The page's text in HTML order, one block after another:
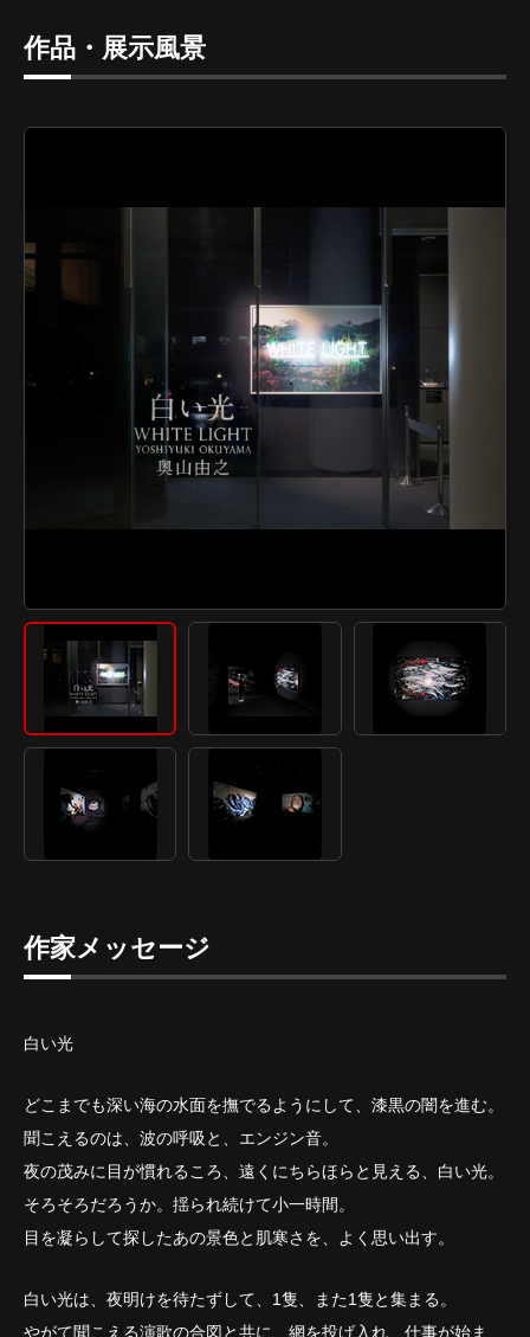
作品・展示風景
作家メッセージ
白い光
どこまでも深い海の水面を撫でるようにして、漆黒の闇を進む。
聞こえるのは、波の呼吸と、エンジン音。
夜の茂みに目が慣れるころ、遠くにちらほらと見える、白い光。
そろそろだろうか。揺られ続けて小一時間。
目を凝らして探したあの景色と肌寒さを、よく思い出す。
白い光は、夜明けを待たずして、1隻、また1隻と集まる。
やがて聞こえる演歌の合図と共に、網を投げ入れ、仕事が始ま